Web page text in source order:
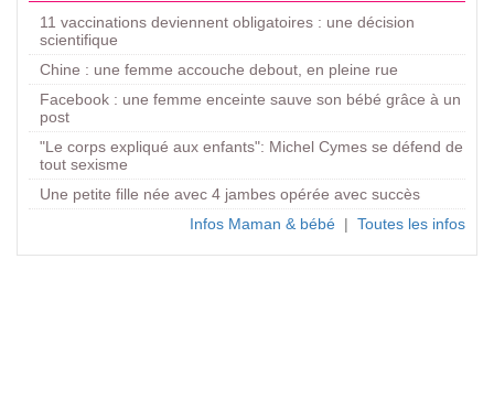
11 vaccinations deviennent obligatoires : une décision
scientifique
Chine : une femme accouche debout, en pleine rue
Facebook : une femme enceinte sauve son bébé grâce à un
post
"Le corps expliqué aux enfants": Michel Cymes se défend de
tout sexisme
Une petite fille née avec 4 jambes opérée avec succès
Infos Maman & bébé | Toutes les infos